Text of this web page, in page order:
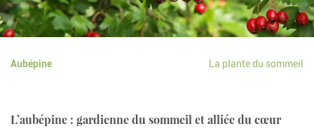
Aubépine La plante du sommeil
L’aubépine : gardienne du sommeil et alliée du cœur